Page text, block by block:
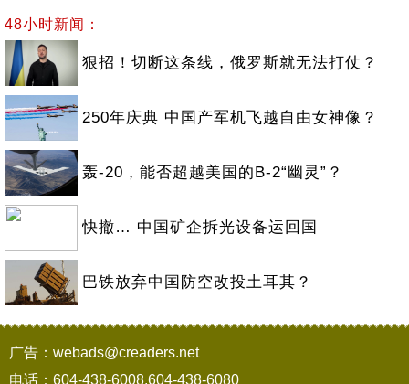
48小时新闻：
狠招！切断这条线，俄罗斯就无法打仗？
250年庆典 中国产军机飞越自由女神像？
轰-20，能否超越美国的B-2“幽灵”？
快撤… 中国矿企拆光设备运回国
巴铁放弃中国防空改投土耳其？
广告：webads@creaders.net
电话：604-438-6008,604-438-6080